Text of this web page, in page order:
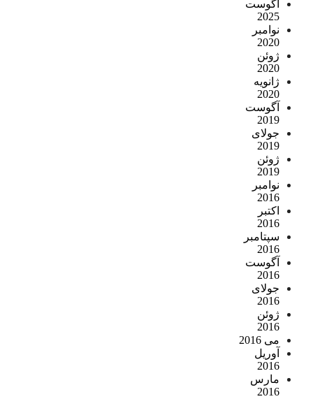
آگوست
2025
نوامبر
2020
ژوئن
2020
ژانویه
2020
آگوست
2019
جولای
2019
ژوئن
2019
نوامبر
2016
اکتبر
2016
سپتامبر
2016
آگوست
2016
جولای
2016
ژوئن
2016
می 2016
آوریل
2016
مارس
2016